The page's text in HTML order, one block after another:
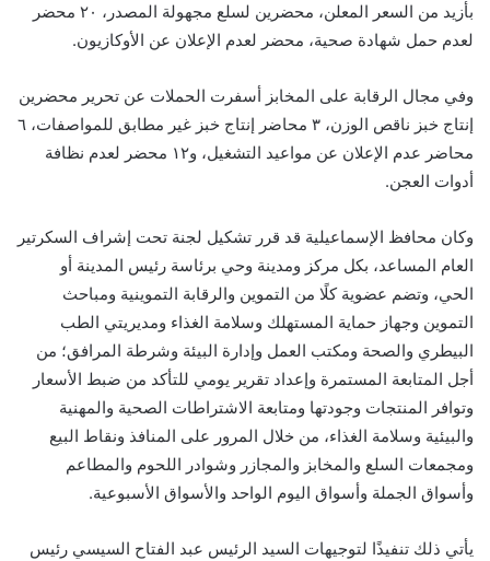
بأزيد من السعر المعلن، محضرين لسلع مجهولة المصدر، ٢٠ محضر
لعدم حمل شهادة صحية، محضر لعدم الإعلان عن الأوكازيون.
وفي مجال الرقابة على المخابز أسفرت الحملات عن تحرير محضرين
إنتاج خبز ناقص الوزن، ٣ محاضر إنتاج خبز غير مطابق للمواصفات، ٦
محاضر عدم الإعلان عن مواعيد التشغيل، و١٢ محضر لعدم نظافة
أدوات العجن.
وكان محافظ الإسماعيلية قد قرر تشكيل لجنة تحت إشراف السكرتير
العام المساعد، بكل مركز ومدينة وحي برئاسة رئيس المدينة أو
الحي، وتضم عضوية كلًا من التموين والرقابة التموينية ومباحث
التموين وجهاز حماية المستهلك وسلامة الغذاء ومديريتي الطب
البيطري والصحة ومكتب العمل وإدارة البيئة وشرطة المرافق؛ من
أجل المتابعة المستمرة وإعداد تقرير يومي للتأكد من ضبط الأسعار
وتوافر المنتجات وجودتها ومتابعة الاشتراطات الصحية والمهنية
والبيئية وسلامة الغذاء، من خلال المرور على المنافذ ونقاط البيع
ومجمعات السلع والمخابز والمجازر وشوادر اللحوم والمطاعم
وأسواق الجملة وأسواق اليوم الواحد والأسواق الأسبوعية.
يأتي ذلك ‏‎تنفيذًا لتوجيهات السيد الرئيس عبد الفتاح السيسي رئيس